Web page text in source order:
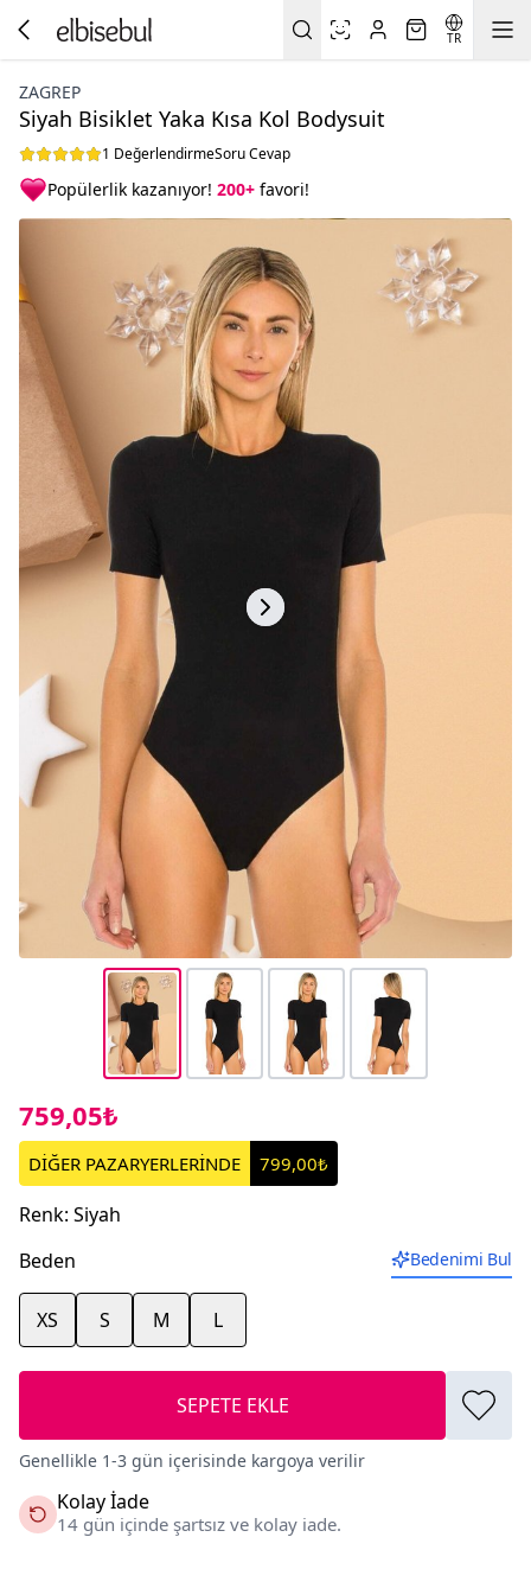
TR
ZAGREP
Siyah Bisiklet Yaka Kısa Kol Bodysuit
1 DeğerlendirmeSoru Cevap
Popülerlik kazanıyor! 200+ favori!
759,05₺
DİĞER PAZARYERLERİNDE 799,00₺
Renk: Siyah
Beden
Bedenimi Bul
XS S M L
SEPETE EKLE
Genellikle 1-3 gün içerisinde kargoya verilir
Kolay İade
14 gün içinde şartsız ve kolay iade.